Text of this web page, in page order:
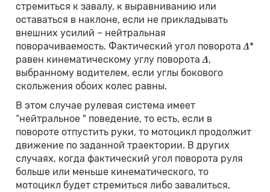
стремиться к завалу, к выравниванию или
оставаться в наклоне, если не прикладывать
внешних усилий – нейтральная
поворачиваемость. Фактический угол поворотаΔ*
равен кинематическому углу поворотаΔ,
выбранному водителем, если углы бокового
скольжения обоих колес равны.
В этом случае рулевая система имеет
“нейтральное " поведение, то есть, если в
повороте отпустить руки, то мотоцикл продолжит
движение по заданной траектории. В других
случаях, когда фактический угол поворота руля
больше или меньше кинематического, то
мотоцикл будет стремиться либо завалиться,